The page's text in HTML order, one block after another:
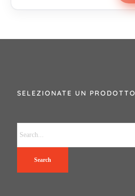
SELEZIONATE UN PRODOTTO
Search